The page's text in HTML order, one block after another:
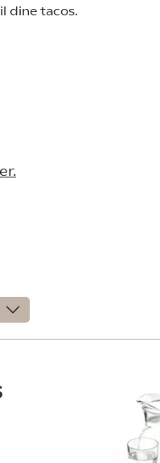
dine tacos.